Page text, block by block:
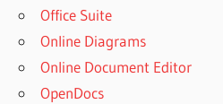
Office Suite
Online Diagrams
Online Document Editor
OpenDocs